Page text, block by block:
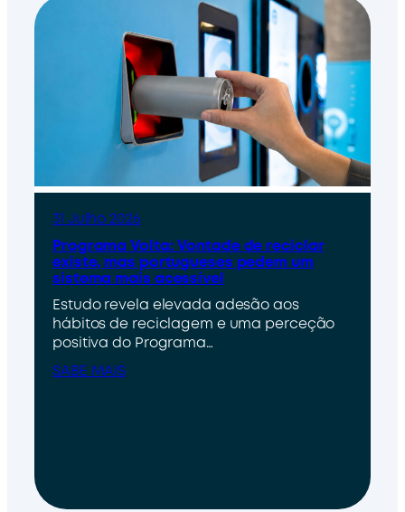
31 Julho 2026
Programa Volta: Vontade de reciclar
existe, mas portugueses pedem um
sistema mais acessível
Estudo revela elevada adesão aos
hábitos de reciclagem e uma perceção
positiva do Programa…
SABE MAIS